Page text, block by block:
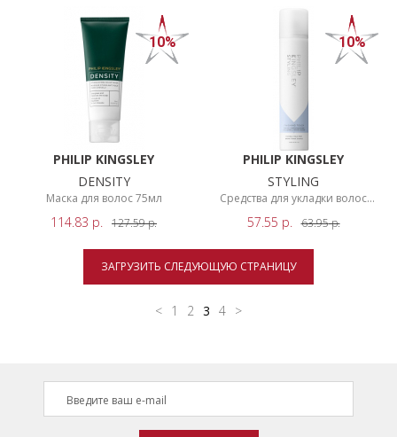
10%
PHILIP KINGSLEY
DENSITY
Маска для волос 75мл
114.83 р. 127.59р.
10%
PHILIP KINGSLEY
STYLING
Средства для укладки волос
57.55 р. 63.95р.
ЗАГРУЗИТЬ СЛЕДУЮЩУЮ СТРАНИЦУ
< 1 2 3 4 >